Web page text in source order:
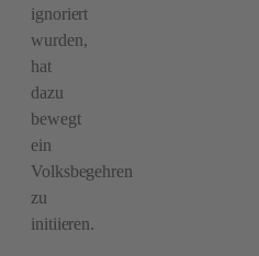
ignoriert
wurden,
hat
dazu
bewegt
ein
Volksbegehren
zu
initiieren.